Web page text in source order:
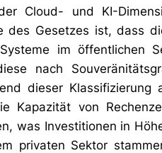
Cloud- und KI-
des Gesetzes ist, dass
im öffentlichen
nach
dieser Klassifizierung
Kapazität von
was Investitionen in
privaten Sektor